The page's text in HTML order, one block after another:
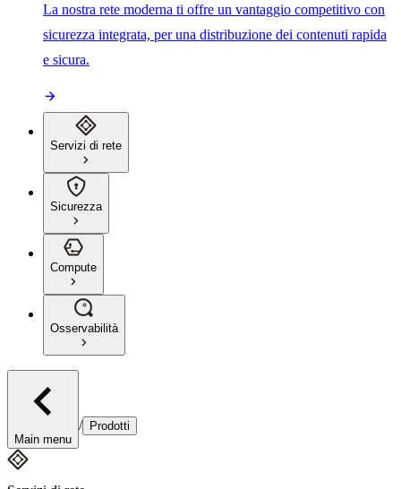
La nostra rete moderna ti offre un vantaggio competitivo con
sicurezza integrata, per una distribuzione dei contenuti rapida
e sicura.
Servizi di rete
Sicurezza
Compute
Osservabilità
Main menu
/ Prodotti